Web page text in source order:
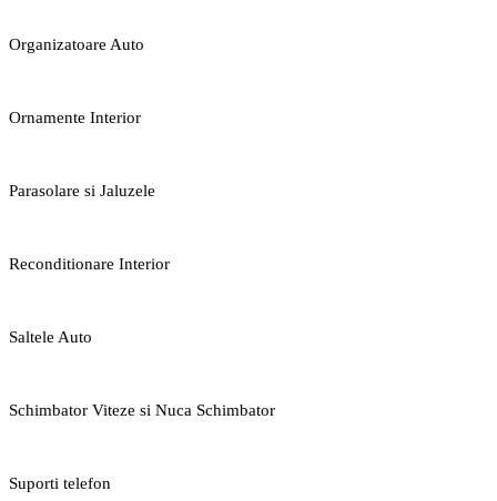
Organizatoare Auto
Ornamente Interior
Parasolare si Jaluzele
Reconditionare Interior
Saltele Auto
Schimbator Viteze si Nuca Schimbator
Suporti telefon